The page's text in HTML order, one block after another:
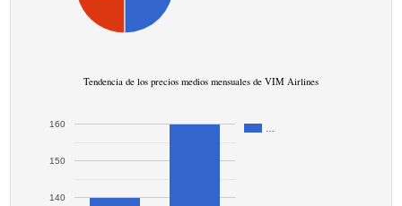
Tendencia de los precios medios mensuales de VIM Airlines
140
150
160